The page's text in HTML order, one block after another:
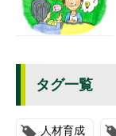
タグ一覧
人材育成